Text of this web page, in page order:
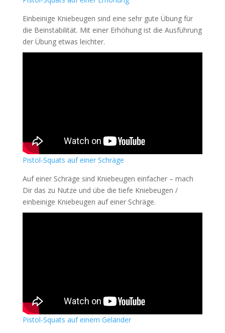
Einbeinige Kniebeugen sind eine sehr gute Übung für
die Beinstabilität. Mit einer Erhöhung ist die Ausführung
der Übung etwas leichter.
Pistol-Squats aufeinerSchräge
Auf einer Schräge sind Kniebeugen einfacher – mach
Dir das zu Nutze und übe die tiefe Kniebeugen /
einbeinige Kniebeugen auf einer Schräge.
Pistol-Squats auf einem Geländer